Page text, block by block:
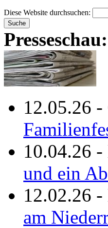
Diese Website durchsuchen:
Presseschau:
12.05.26 -
10.04.26 -
und ein
12.02.26 -
am